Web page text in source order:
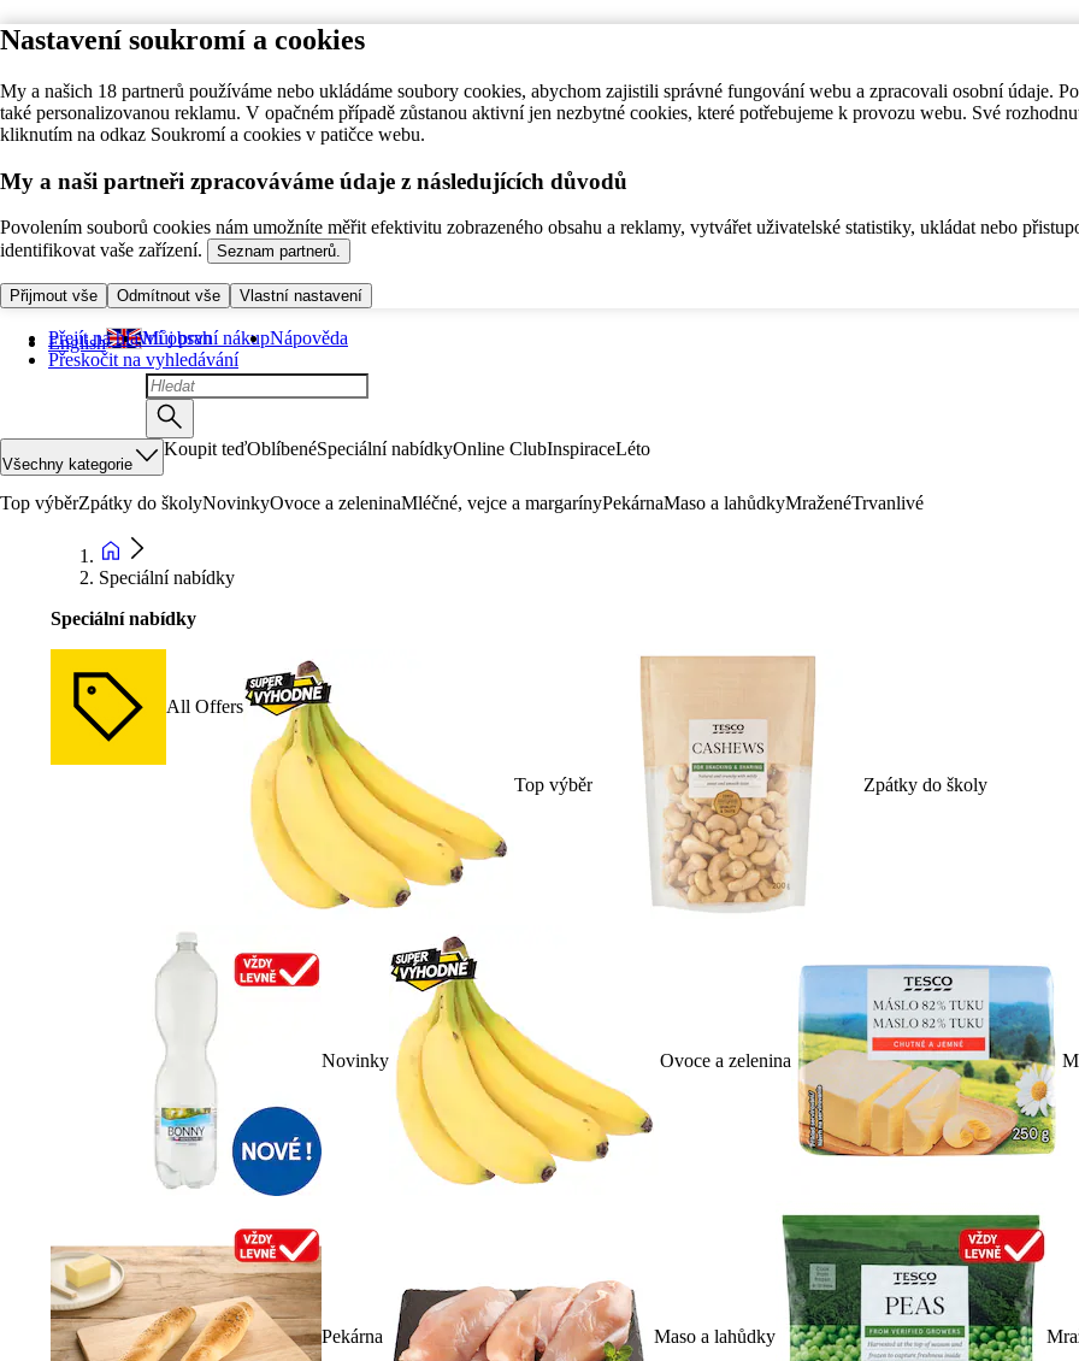
Nastavení soukromí a cookies
My a našich 18 partnerů používáme nebo ukládáme soubory cookies, abychom zajistili správné fungování webu a zpracovali osobní údaje.
také personalizovanou reklamu. V opačném případě zůstanou aktivní jen nezbytné cookies, které potřebujeme k provozu webu. Své
kliknutím na odkaz Soukromí a cookies v patičce webu.
My a naši partneři zpracováváme údaje z následujících důvodů
Povolením souborů cookies nám umožníte měřit efektivitu zobrazeného obsahu a reklamy, vytvářet uživatelské statistiky, ukládat nebo
identifikovat vaše zařízení.
Seznam partnerů.
Přijmout vše Odmítnout vše Vlastní nastavení
Přejít na hlavní obsah
Přeskočit na vyhledávání
English Můj první nákupNápověda
Všechny kategorie
Koupit teďOblíbenéSpeciální nabídkyOnline ClubInspiraceLéto
Top výběrZpátky do školyNovinkyOvoce a zeleninaMléčné, vejce a margarínyPekárnaMaso a lahůdkyMraženéTrvanlivé
Speciální nabídky
Speciální nabídky
All Offers
Top výběr Zpátky do školy
Novinky Ovoce a zelenina
Pekárna Maso a lahůdky